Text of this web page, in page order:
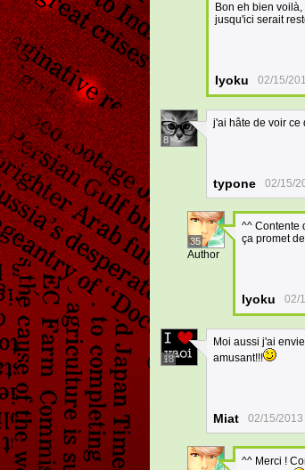
Bon eh bien
jusqu'ici serait
Iyoku 02/15/
8
j'ai hâte de voir ce
typone 02/15/
35
Author
^^ Contente
ça promet
Iyoku 02/
18
Moi aussi j'ai
amusant!!!
Miat 02/15/
^^ Merci !